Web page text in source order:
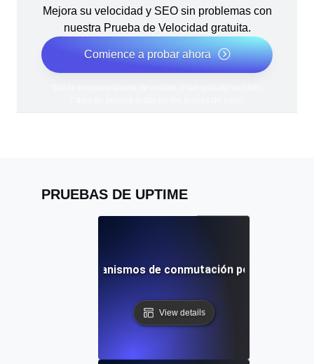
Mejora su velocidad y SEO sin problemas con
nuestra Prueba de Velocidad gratuita.
Comience a probar ahora
PRUEBAS DE UPTIME
para los mecanismos de conmutación por error de
View details